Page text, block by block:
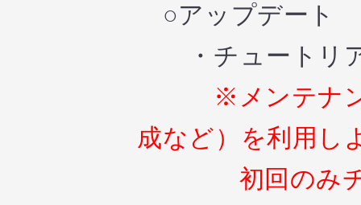
○アップデート
・チュートリア
※メンテナ
成など）を利用し
初回のみチュ